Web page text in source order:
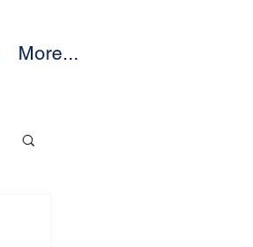
More...